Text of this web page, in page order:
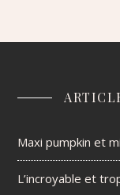
Maxi pumpkin et
L’incroyable et